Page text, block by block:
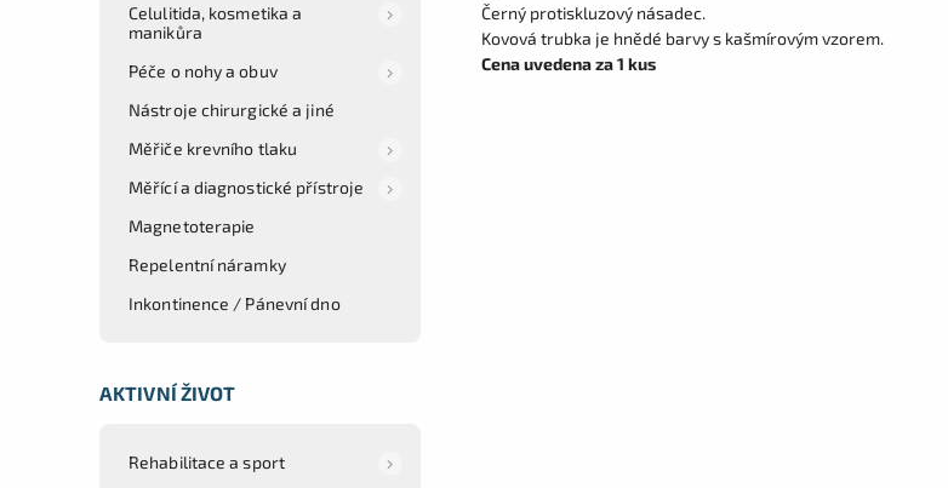
Celulitida, kosmetika a
manikůra
Péče o nohy a obuv
Nástroje chirurgické a jiné
Měřiče krevního tlaku
Měřící a diagnostické přístroje
Magnetoterapie
Repelentní náramky
Inkontinence / Pánevní dno
AKTIVNÍ ŽIVOT
Rehabilitace a sport
Černý protiskluzový násadec.
Kovová trubka je hnědé barvy s kašmírovým vzorem.
Cena uvedena za 1 kus